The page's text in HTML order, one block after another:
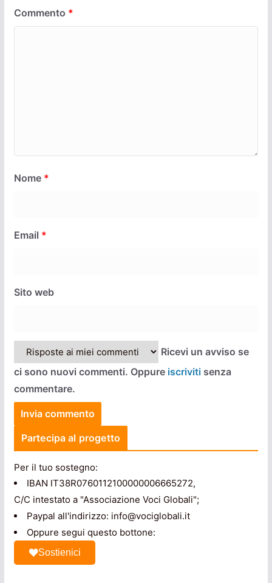
Commento *
Nome *
Email *
Sito web
Ricevi un avviso se
ci sono nuovi commenti. Oppure iscrivitisenza
commentare.
Partecipa al progetto
Per il tuo sostegno:
IBAN IT38R0760112100000006665272,
C/C intestato a "Associazione Voci Globali";
Paypal all'indirizzo: info@vociglobali.it
Oppure segui questo bottone:
Sostienici